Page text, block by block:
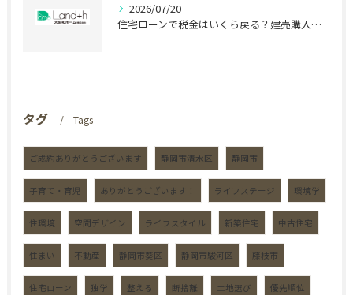
2026/07/20
住宅ローンで税金はいくら戻る？建売購入前の盲点
タグ Tags
ご成約ありがとうございます 静岡市清水区 静岡市
子育て・育児 ありがとうございます！ ライフステージ 環境学
住環境 空間デザイン ライフスタイル 新築住宅 中古住宅
住まい 不動産 静岡市葵区 静岡市駿河区 藤枝市
住宅ローン 独学 整える 断捨離 土地選び 優先順位